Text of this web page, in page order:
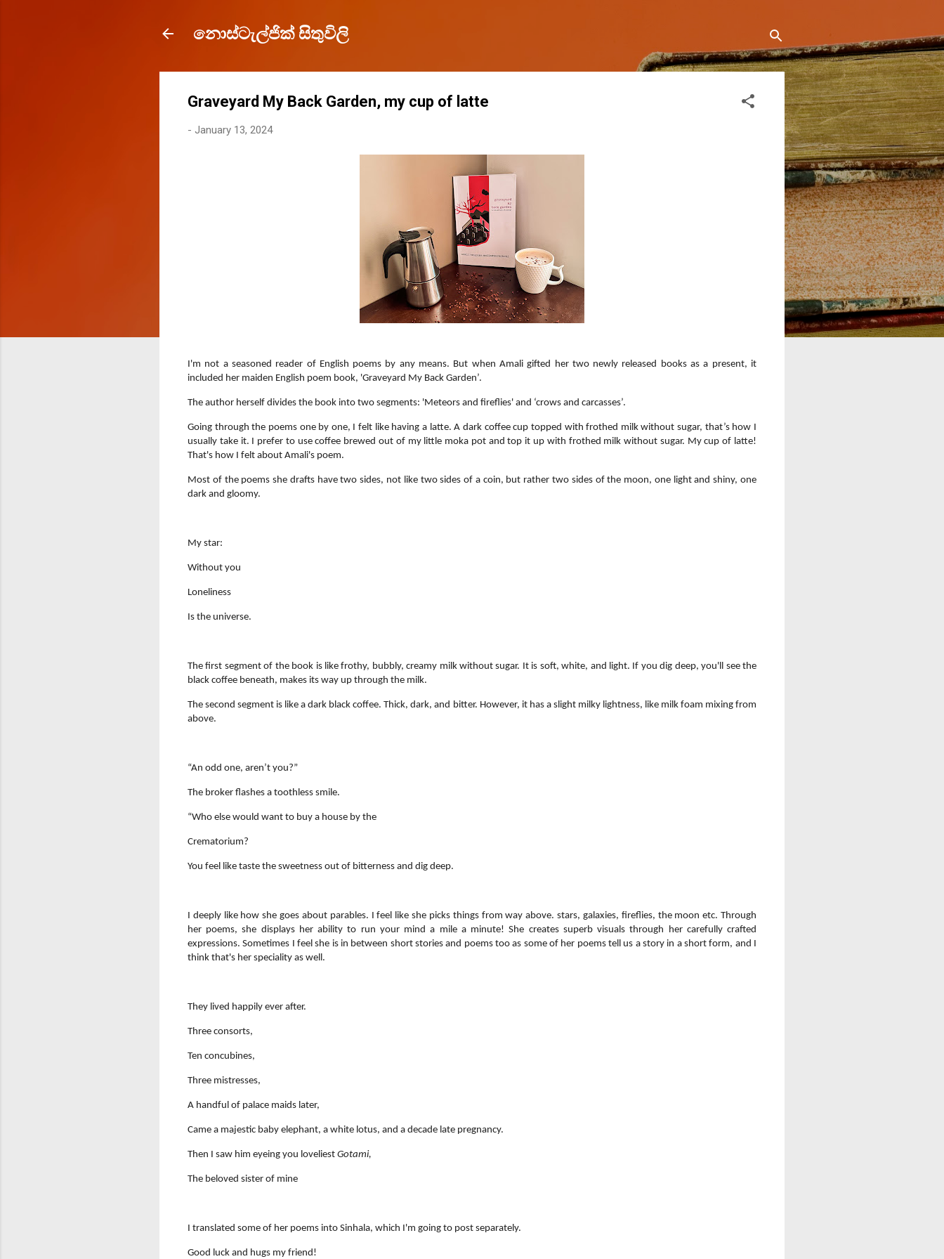
නොස්ටැල්ජික් සිතුවිලි
Graveyard My Back Garden, my cup of latte
- January 13, 2024
I'm not a seasoned reader of English poems by any means. But when Amali gifted her two newly released books as a present, it
included her maiden English poem book, 'Graveyard My Back Garden’.
The author herself divides the book into two segments: 'Meteors and fireflies' and ‘crows and carcasses’.
Going through the poems one by one, I felt like having a latte. A dark coffee cup topped with frothed milk without sugar, that’s how I
usually take it. I prefer to use coffee brewed out of my little moka pot and top it up with frothed milk without sugar. My cup of latte!
That's how I felt about Amali's poem.
Most of the poems she drafts have two sides, not like two sides of a coin, but rather two sides of the moon, one light and shiny, one
dark and gloomy.
My star:
Without you
Loneliness
Is the universe.
The first segment of the book is like frothy, bubbly, creamy milk without sugar. It is soft, white, and light. If you dig deep, you'll see the
black coffee beneath, makes its way up through the milk.
The second segment is like a dark black coffee. Thick, dark, and bitter. However, it has a slight milky lightness, like milk foam mixing from
above.
“An odd one, aren’t you?”
The broker flashes a toothless smile.
“Who else would want to buy a house by the
Crematorium?
You feel like taste the sweetness out of bitterness and dig deep.
I deeply like how she goes about parables. I feel like she picks things from way above. stars, galaxies, fireflies, the moon etc. Through
her poems, she displays her ability to run your mind a mile a minute! She creates superb visuals through her carefully crafted
expressions. Sometimes I feel she is in between short stories and poems too as some of her poems tell us a story in a short form, and I
think that's her speciality as well.
They lived happily ever after.
Three consorts,
Ten concubines,
Three mistresses,
A handful of palace maids later,
Came a majestic baby elephant, a white lotus, and a decade late pregnancy.
Then I saw him eyeing you loveliest Gotami,
The beloved sister of mine
I translated some of her poems into Sinhala, which I'm going to post separately.
Good luck and hugs my friend!